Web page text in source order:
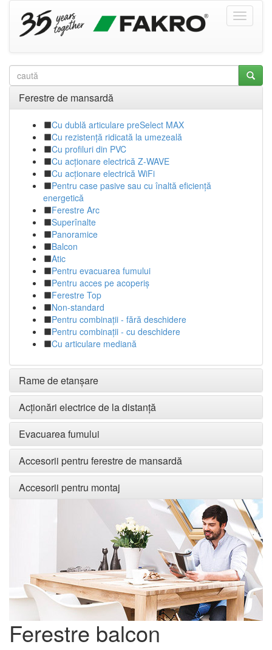
Ferestre de mansardă
Cu dublă articulare preSelect MAX
Cu rezistență ridicată la umezeală
Cu profiluri din PVC
Cu acționare electrică Z-WAVE
Cu acționare electrică WiFi
Pentru case pasive sau cu înaltă eficiență
energetică
Ferestre Arc
Superînalte
Panoramice
Balcon
Atic
Pentru evacuarea fumului
Pentru acces pe acoperiș
Ferestre Top
Non-standard
Pentru combinații - fără deschidere
Pentru combinații - cu deschidere
Cu articulare mediană
Rame de etanșare
Acționări electrice de la distanță
Evacuarea fumului
Accesorii pentru ferestre de mansardă
Accesorii pentru montaj
Ferestre balcon